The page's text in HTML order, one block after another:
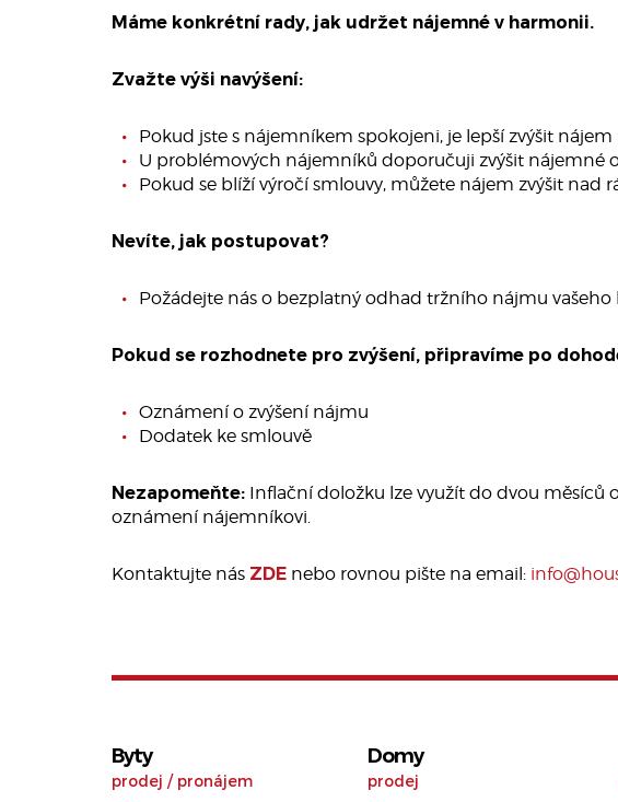
Máme konkrétní rady, jak udržet nájemné v harmonii.
Zvažte výši navýšení:
Pokud jste s nájemníkem spokojeni, je lepší zvýšit
U problémových nájemníků doporučuji zvýšit nájemné
Pokud se blíží výročí smlouvy, můžete nájem zvýšit nad
Nevíte, jak postupovat?
Požádejte nás o bezplatný odhad tržního nájmu
Pokud se rozhodnete pro zvýšení, připravíme po
Oznámení o zvýšení nájmu
Dodatek ke smlouvě
Nezapomeňte: Inflační doložku lze využít do dvou měsíců
oznámení nájemníkovi.
Kontaktujte nás ZDE nebo rovnou pište na email:
Byty
prodej / pronájem
Domy
prodej